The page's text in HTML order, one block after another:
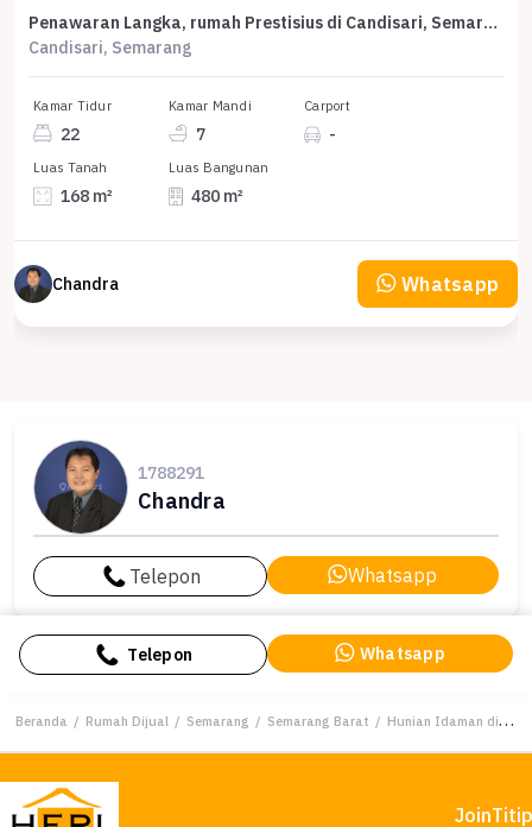
Penawaran Langka, rumah Prestisius di Candisari, Semarang, LB 480m²
Candisari, Semarang
Kamar Tidur
22
Kamar Mandi
7
Carport
-
Luas Tanah
168 m²
Luas Bangunan
480 m²
Chandra Whatsapp
1788291
Chandra
Telepon Whatsapp
Telepon Whatsapp
Beranda / Rumah Dijual / Semarang / Semarang Barat / Hunian Idaman di Semarang Barat, Semarang, 2 KT, Harga 1,8 Miliar
Join